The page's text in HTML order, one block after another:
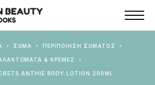
ΣΩΜΑ ΠΕΡΙΠΟΊΗΣΗ ΣΏΜΑΤΟΣ
& ΚΡΈΜΕΣ
ANTHIE BODY LOTION 200ML